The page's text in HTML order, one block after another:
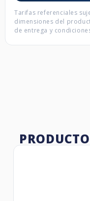
Tarifas referenciales
dimensiones del
de entrega y